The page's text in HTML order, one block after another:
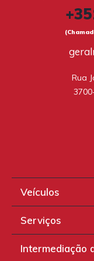
Rua
Veículos
Serviços
Intermediação